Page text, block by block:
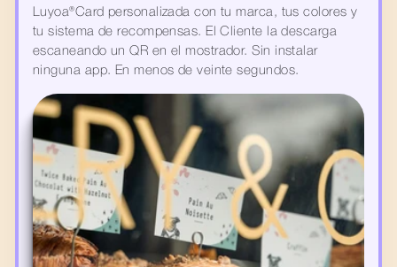
Luyoa®Card personalizada con tu marca, tus colores y
tu sistema de recompensas. El Cliente la descarga
escaneando un QR en el mostrador. Sin instalar
ninguna app. En menos de veinte segundos.